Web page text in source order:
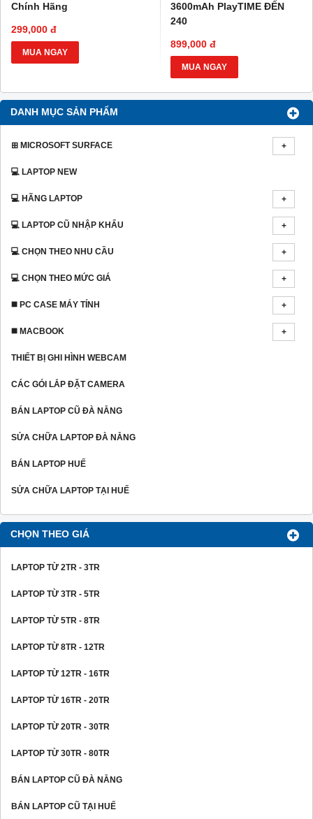
DANH MỤC SẢN PHẨM
⊞ MICROSOFT SURFACE
💻 LAPTOP NEW
💻 HÃNG LAPTOP
💻 LAPTOP CŨ NHẬP KHẨU
💻 CHỌN THEO NHU CẦU
💻 CHỌN THEO MỨC GIÁ
◼️ PC CASE MÁY TÍNH
◼️ MACBOOK
THIẾT BỊ GHI HÌNH WEBCAM
CÁC GÓI LẮP ĐẶT CAMERA
BÁN LAPTOP CŨ ĐÀ NẴNG
SỬA CHỮA LAPTOP ĐÀ NẴNG
BÁN LAPTOP HUẾ
SỬA CHỮA LAPTOP TẠI HUẾ
CHỌN THEO GIÁ
LAPTOP TỪ 2TR - 3TR
LAPTOP TỪ 3TR - 5TR
LAPTOP TỪ 5TR - 8TR
LAPTOP TỪ 8TR - 12TR
LAPTOP TỪ 12TR - 16TR
LAPTOP TỪ 16TR - 20TR
LAPTOP TỪ 20TR - 30TR
LAPTOP TỪ 30TR - 80TR
BÁN LAPTOP CŨ ĐÀ NẴNG
BÁN LAPTOP CŨ TẠI HUẾ
Chính Hãng
299,000 đ
MUA NGAY
3600mAh PlayTIME ĐẾN
240
899,000 đ
MUA NGAY